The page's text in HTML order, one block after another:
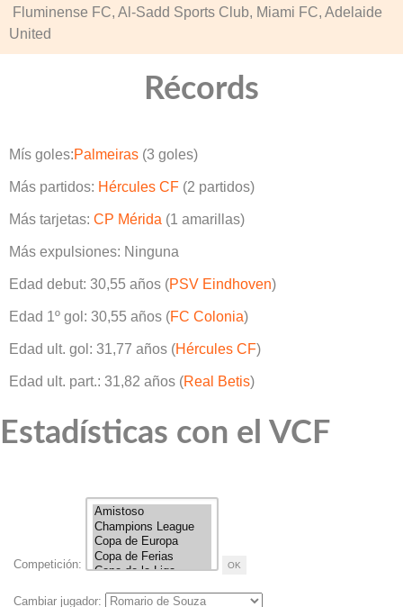
Fluminense FC, Al-Sadd Sports Club, Miami FC, Adelaide
United
Récords
Mís goles:Palmeiras (3 goles)
Más partidos: Hércules CF (2 partidos)
Más tarjetas: CP Mérida (1 amarillas)
Más expulsiones: Ninguna
Edad debut: 30,55 años (PSV Eindhoven)
Edad 1º gol: 30,55 años (FC Colonia)
Edad ult. gol: 31,77 años (Hércules CF)
Edad ult. part.: 31,82 años (Real Betis)
Estadísticas con el VCF
Competición:
Cambiar jugador: